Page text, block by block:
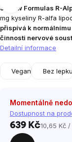
Jarrow Formulas R-
mg kyseliny R-alfa
přispívá k
činnosti nervové
Detailní informace
Vegan Bez lepku
Momentálně
Dostupnost na
639 KčMěrná
10,65 Kč /